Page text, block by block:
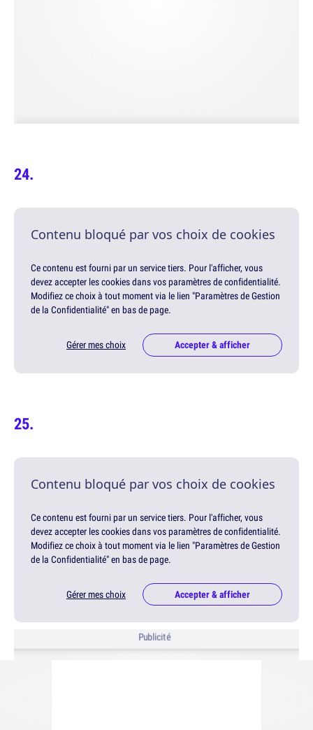
Contenu bloqué par vos choix de cookies
Ce contenu est fourni par un service tiers. Pour l'afficher, vous
devez accepter les cookies dans vos paramètres de confidentialité.
Modifiez ce choix à tout moment via le lien "Paramètres de Gestion
de la Confidentialité" en bas de page.
Gérer mes choix Accepter & afficher
Contenu bloqué par vos choix de cookies
Ce contenu est fourni par un service tiers. Pour l'afficher, vous
devez accepter les cookies dans vos paramètres de confidentialité.
Modifiez ce choix à tout moment via le lien "Paramètres de Gestion
de la Confidentialité" en bas de page.
Gérer mes choix Accepter & afficher
Publicité